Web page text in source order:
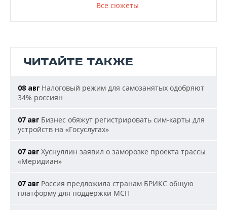
Все сюжеты
ЧИТАЙТЕ ТАКЖЕ
08 авг Налоговый режим для самозанятых одобряют
34% россиян
07 авг Бизнес обяжут регистрировать сим-карты для
устройств на «Госуслугах»
07 авг Хуснуллин заявил о заморозке проекта трассы
«Меридиан»
07 авг Россия предложила странам БРИКС общую
платформу для поддержки МСП